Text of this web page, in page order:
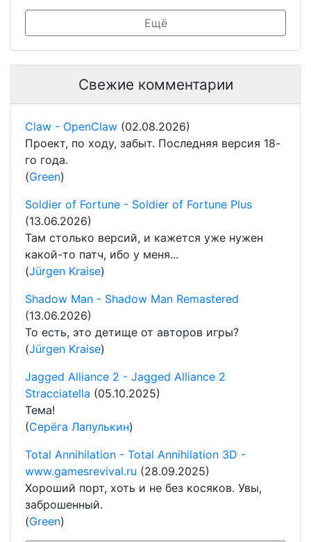
Ещё
Свежие комментарии
Claw - OpenClaw (02.08.2026)
Проект, по ходу, забыт. Последняя версия 18-
го года.
(Green)
Soldier of Fortune - Soldier of Fortune Plus
(13.06.2026)
Там столько версий, и кажется уже нужен
какой-то патч, ибо у меня...
(Jürgen Kraise)
Shadow Man - Shadow Man Remastered
(13.06.2026)
То есть, это детище от авторов игры?
(Jürgen Kraise)
Jagged Alliance 2 - Jagged Alliance 2
Stracciatella (05.10.2025)
Тема!
(Серёга Лапулькин)
Total Annihilation - Total Annihilation 3D -
www.gamesrevival.ru (28.09.2025)
Хороший порт, хоть и не без косяков. Увы,
заброшенный.
(Green)